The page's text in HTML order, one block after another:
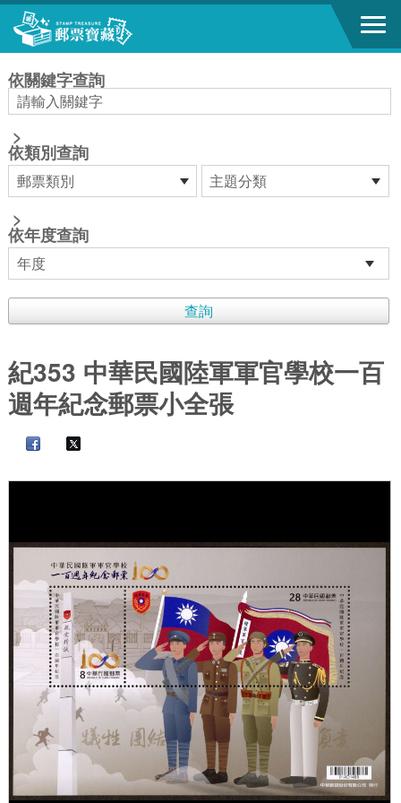
跳到主要內容區塊
依關鍵字查詢
>
依類別查詢
>
依年度查詢
紀353 中華民國陸軍軍官學校一百
週年紀念郵票小全張